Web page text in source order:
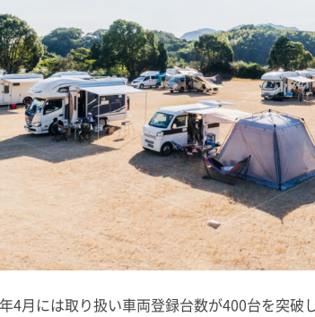
4月には取り扱い車両登録台数が400台を突破